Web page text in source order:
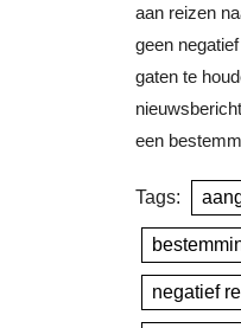
aan reizen
geen
gaten te
een
Tags:
negatief